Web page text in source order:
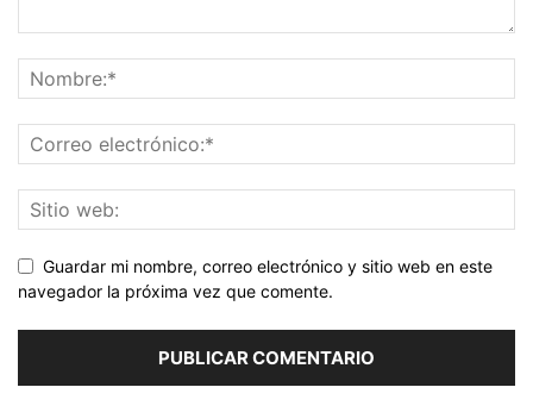
Guardar mi nombre, correo electrónico y sitio web en este
navegador la próxima vez que comente.